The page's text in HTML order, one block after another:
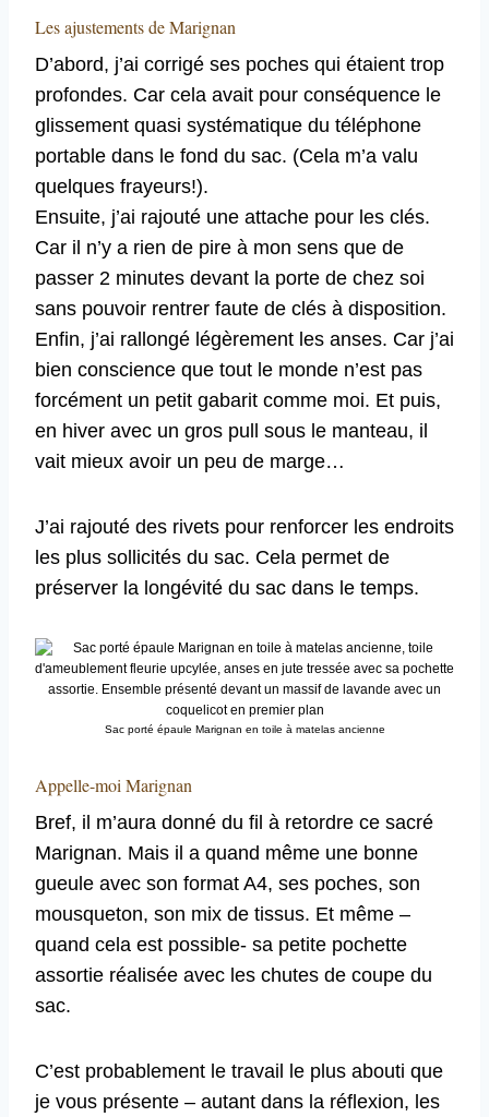
Les ajustements de Marignan
D’abord, j’ai corrigé ses poches qui étaient trop
profondes. Car cela avait pour conséquence le
glissement quasi systématique du téléphone
portable dans le fond du sac. (Cela m’a valu
quelques frayeurs!).
Ensuite, j’ai rajouté une attache pour les clés.
Car il n’y a rien de pire à mon sens que de
passer 2 minutes devant la porte de chez soi
sans pouvoir rentrer faute de clés à disposition.
Enfin, j’ai rallongé légèrement les anses. Car j’ai
bien conscience que tout le monde n’est pas
forcément un petit gabarit comme moi. Et puis,
en hiver avec un gros pull sous le manteau, il
vait mieux avoir un peu de marge…
J’ai rajouté des rivets pour renforcer les endroits
les plus sollicités du sac. Cela permet de
préserver la longévité du sac dans le temps.
Sac porté épaule Marignan en toile à matelas ancienne
Appelle-moi Marignan
Bref, il m’aura donné du fil à retordre ce sacré
Marignan. Mais il a quand même une bonne
gueule avec son format A4, ses poches, son
mousqueton, son mix de tissus. Et même –
quand cela est possible- sa petite pochette
assortie réalisée avec les chutes de coupe du
sac.
C’est probablement le travail le plus abouti que
je vous présente – autant dans la réflexion, les